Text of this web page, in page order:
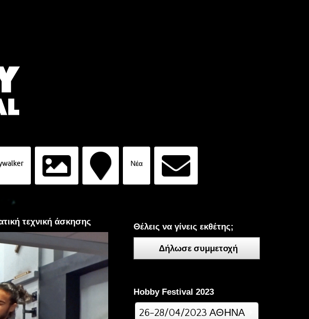
Νέα
τεχνική άσκησης
Θέλεις να γίνεις εκθέτης;
Δήλωσε συμμετοχή
Hobby Festival 2023
26-28/04/2023 ΑΘΗΝΑ